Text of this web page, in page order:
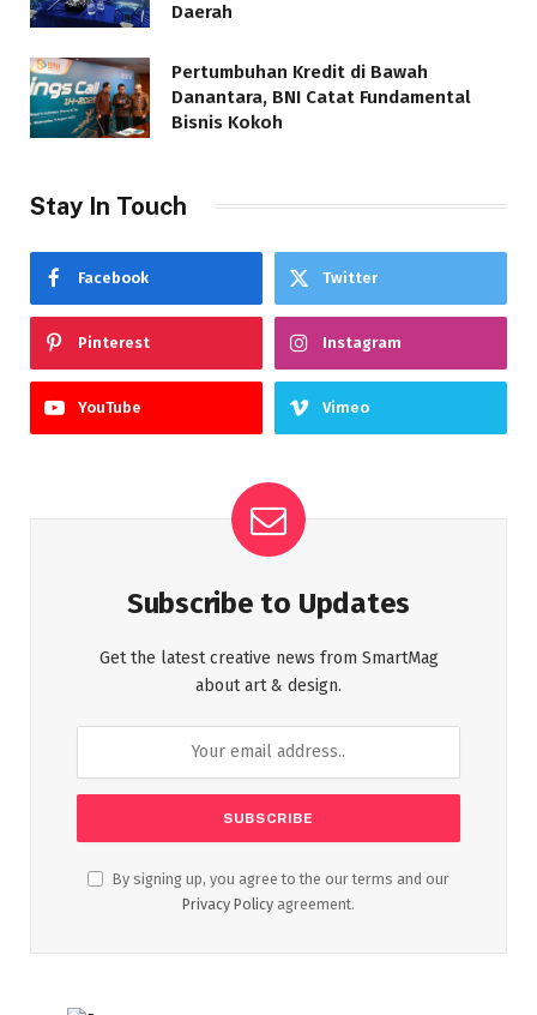
Daerah
Pertumbuhan Kredit di Bawah
Danantara, BNI Catat Fundamental
Bisnis Kokoh
Stay In Touch
Facebook Twitter
Pinterest Instagram
YouTube Vimeo
Subscribe to Updates
Get the latest creative news from SmartMag
about art & design.
By signing up, you agree to the our terms and our
Privacy Policy agreement.